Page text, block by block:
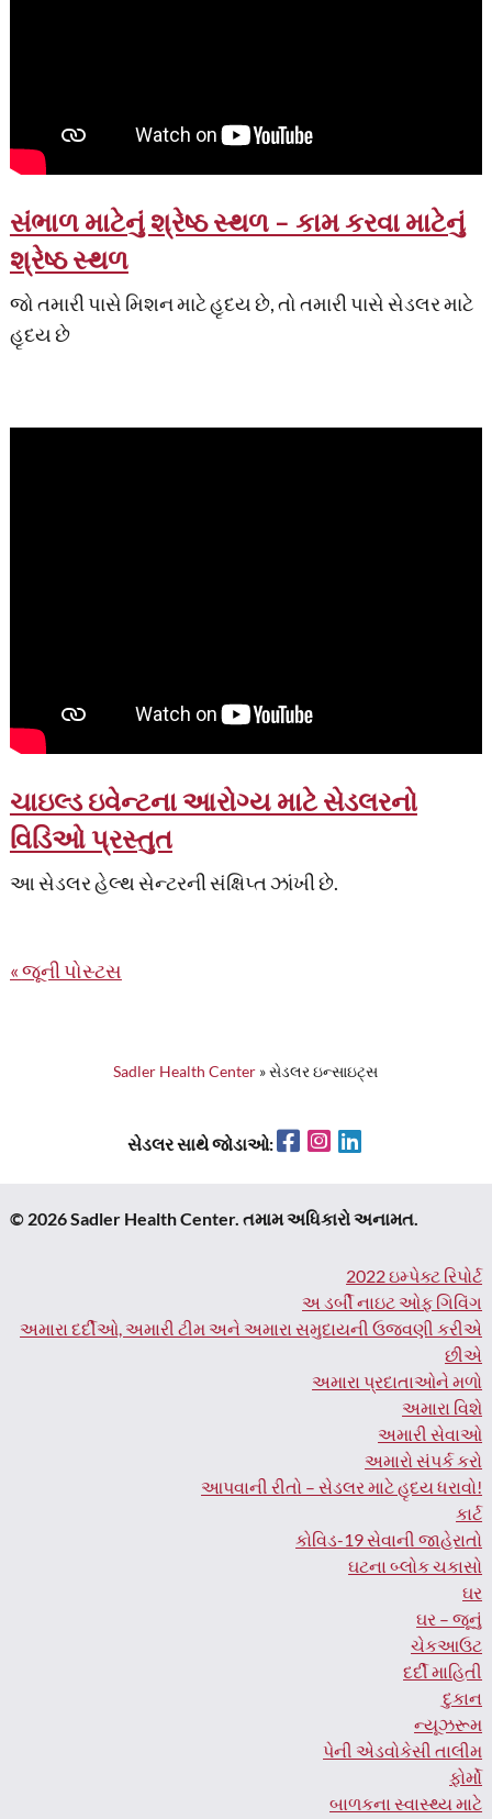
સંભાળ માટેનું શ્રેષ્ઠ સ્થળ – કામ કરવા માટેનું
શ્રેષ્ઠ સ્થળ
જો તમારી પાસે મિશન માટે હૃદય છે, તો તમારી પાસે સેડલર માટે
હૃદય છે
ચાઇલ્ડ ઇવેન્ટના આરોગ્ય માટે સેડલરનો
વિડિઓ પ્રસ્તુત
આ સેડલર હેલ્થ સેન્ટરની સંક્ષિપ્ત ઝાંખી છે.
પોસ્ટસ
જૂની પોસ્ટસ
Sadler Health Center »સેડલર ઇન્સાઇટ્સ
સેડલર સાથે જોડાઓ: FacebookInstagram
© 2026 Sadler Health Center. તમામ અધિકારો અનામત.
2022 ઇમ્પેક્ટ રિપોર્ટ
અ ડર્બી નાઇટ ઓફ ગિવિંગ
અમારા દર્દીઓ, અમારી ટીમ અને અમારા સમુદાયની ઉજવણી કરીએ
છીએ
અમારા પ્રદાતાઓને મળો
અમારા વિશે
અમારી સેવાઓ
અમારો સંપર્ક કરો
આપવાની રીતો – સેડલર માટે હૃદય ધરાવો!
કાર્ટ
કોવિડ-19 સેવાની જાહેરાતો
ઘટના બ્લોક ચકાસો
ઘર
ઘર – જૂનું
ચેકઆઉટ
દર્દી માહિતી
દુકાન
ન્યૂઝરૂમ
પેની એડવોકેસી તાલીમ
ફોર્મો
બાળકના સ્વાસ્થ્ય માટે